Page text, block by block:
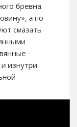
бревна.
а по
смазать
изнутри